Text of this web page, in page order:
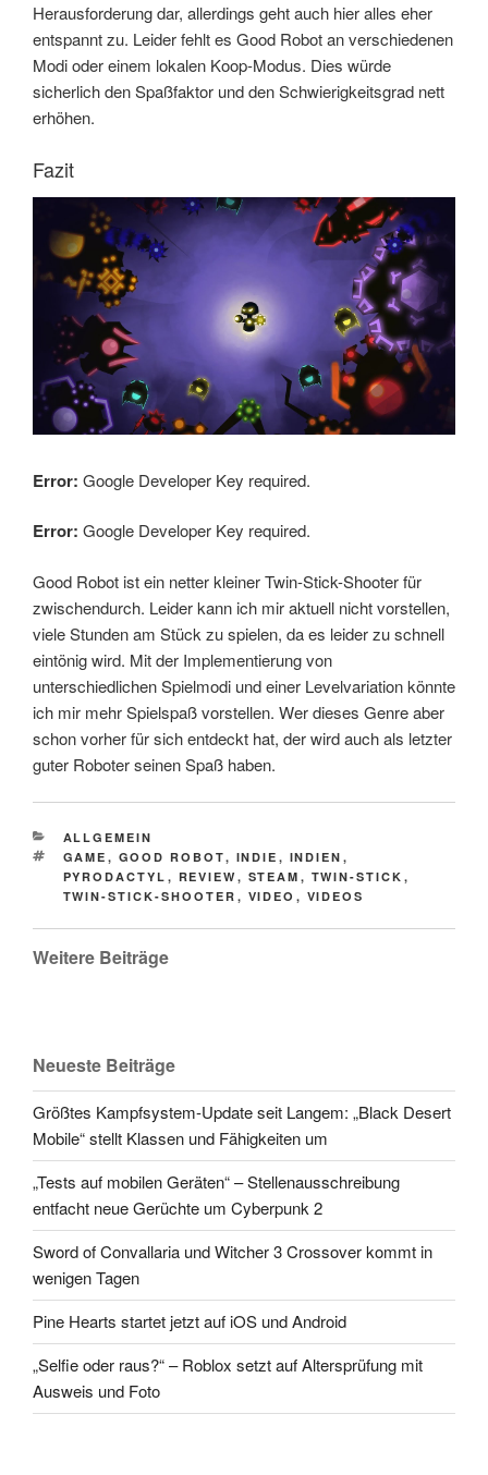
Herausforderung dar, allerdings geht auch hier alles eher
entspannt zu. Leider fehlt es Good Robot an verschiedenen
Modi oder einem lokalen Koop-Modus. Dies würde
sicherlich den Spaßfaktor und den Schwierigkeitsgrad nett
erhöhen.
Fazit
Error: Google Developer Key required.
Error: Google Developer Key required.
Good Robot ist ein netter kleiner Twin-Stick-Shooter für
zwischendurch. Leider kann ich mir aktuell nicht vorstellen,
viele Stunden am Stück zu spielen, da es leider zu schnell
eintönig wird. Mit der Implementierung von
unterschiedlichen Spielmodi und einer Levelvariation könnte
ich mir mehr Spielspaß vorstellen. Wer dieses Genre aber
schon vorher für sich entdeckt hat, der wird auch als letzter
guter Roboter seinen Spaß haben.
CATEGORIES
ALLGEMEIN
TAGS
GAME , GOOD ROBOT, INDIE , INDIEN ,
PYRODACTYL , REVIEW , STEAM , TWIN-STICK ,
TWIN-STICK-SHOOTER , VIDEO , VIDEOS
Weitere Beiträge
Neueste Beiträge
Größtes Kampfsystem-Update seit Langem: „Black Desert
Mobile“ stellt Klassen und Fähigkeiten um
„Tests auf mobilen Geräten“ – Stellenausschreibung
entfacht neue Gerüchte um Cyberpunk 2
Sword of Convallaria und Witcher 3 Crossover kommt in
wenigen Tagen
Pine Hearts startet jetzt auf iOS und Android
„Selfie oder raus?“ – Roblox setzt auf Altersprüfung mit
Ausweis und Foto